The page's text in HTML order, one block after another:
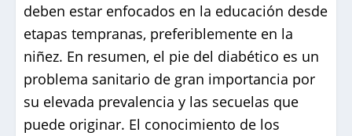
deben estar enfocados en la educación desde
etapas tempranas, preferiblemente en la
niñez. En resumen, el pie del diabético es un
problema sanitario de gran importancia por
su elevada prevalencia y las secuelas que
puede originar. El conocimiento de los